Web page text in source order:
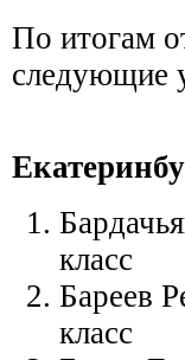
По итогам
следующие
класс
Бареев
класс